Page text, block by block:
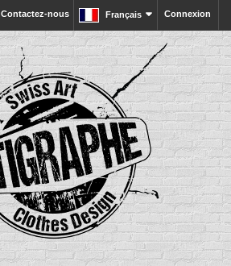
Connexion
Français
Contactez-nous